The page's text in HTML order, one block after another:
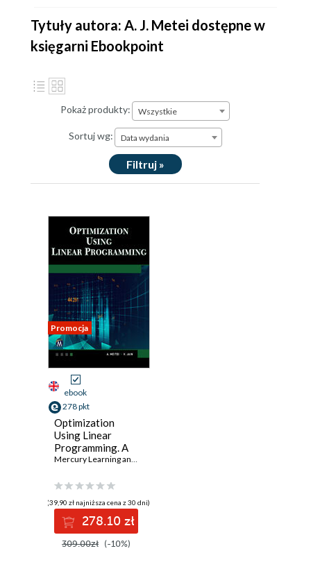
Tytuły autora: A. J. Metei dostępne w
księgarni Ebookpoint
Pokaż produkty: Wszystkie
Sortuj wg: Data wydania
Filtruj »
Promocja
ebook
278 pkt
Optimization
Using Linear
Programming. A
Practical Guide to
Programming
Techniques
Mercury Learning and Information
(39,90 zł najniższa cena z 30 dni)
278.10 zł
309.00zł (-10%)